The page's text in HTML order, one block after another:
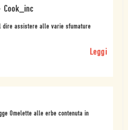
Cook_inc
dire assistere alle varie sfumature
Leggi
Omelette alle erbe contenuta in